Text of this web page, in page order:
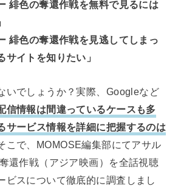
緋色の奪還作戦を無料で見るには
緋色の奪還作戦を見逃してしまっ
サイトを知りたい」
いでしょうか？実際、Googleなど
信情報は間違っているケースも多
サービス情報を詳細に把握するのは
こで、MOMOSE編集部にてアサル
還作戦（アジア映画）を全話視聴
ビスについて徹底的に調査しまし